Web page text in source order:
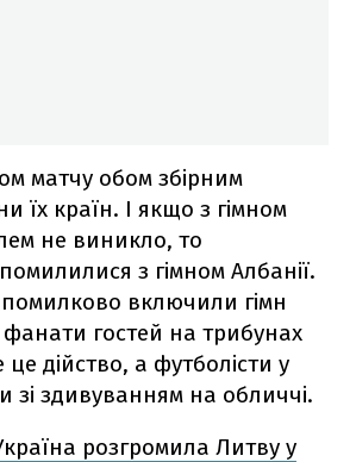
матчу обом збірним
їх країн. І якщо з гімном
не виникло, то
з гімном Албанії.
помилково включили гімн
гостей на трибунах
дійство, а футболісти у
зі здивуванням на обличчі.
розгромила Литву у